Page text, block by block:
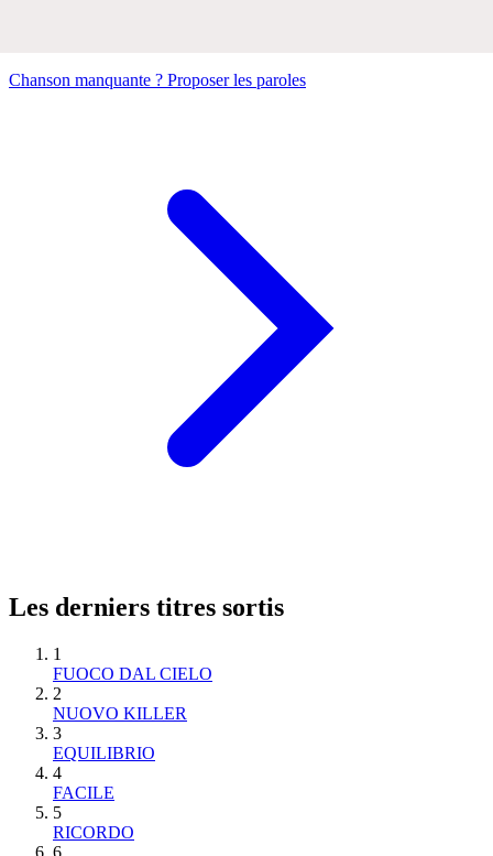
Chanson manquante ? Proposer les paroles
Les derniers titres sortis
1
FUOCO DAL CIELO
2
NUOVO KILLER
3
EQUILIBRIO
4
FACILE
5
RICORDO
6